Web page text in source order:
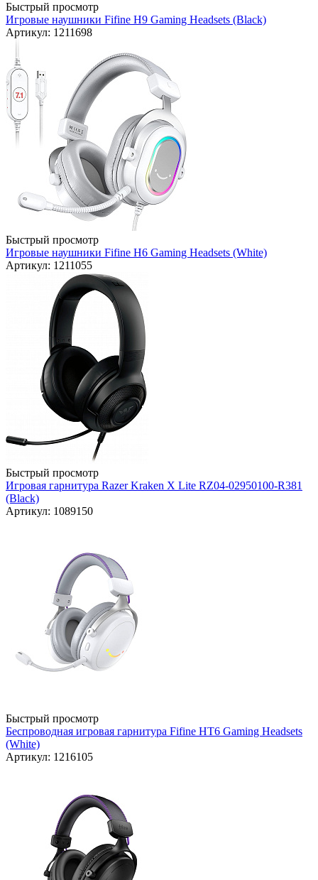
Быстрый просмотр
Игровые наушники Fifine H9 Gaming Headsets (Black)
Артикул: 1211698
Быстрый просмотр
Игровые наушники Fifine H6 Gaming Headsets (White)
Артикул: 1211055
Быстрый просмотр
Игровая гарнитура Razer Kraken X Lite RZ04-02950100-R381
(Black)
Артикул: 1089150
Быстрый просмотр
Беспроводная игровая гарнитура Fifine HT6 Gaming Headsets
(White)
Артикул: 1216105